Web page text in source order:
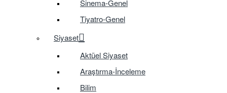
Sinema-Genel
Tiyatro-Genel
Siyaset
Aktüel Siyaset
Araştırma-İnceleme
Bilim